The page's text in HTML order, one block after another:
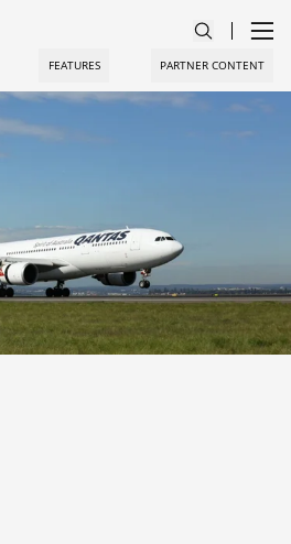
FEATURES PARTNER CONTENT